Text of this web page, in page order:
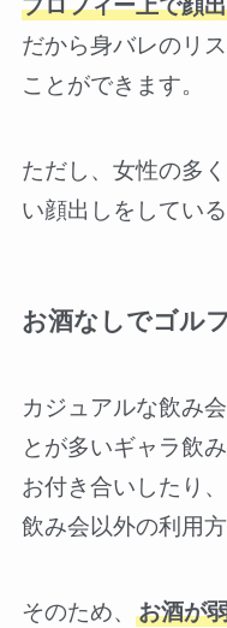
プロフィー上で顔
だから身バレのリ
ことができます。
ただし、女性の多
い顔出しをしてい
お酒なしでゴル
カジュアルな飲み
とが多いギャラ飲
お付き合いしたり
飲み会以外の利用
そのため、 お酒が